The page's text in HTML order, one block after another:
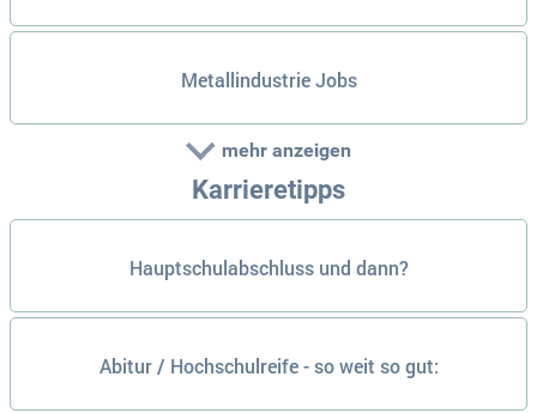
Metallindustrie Jobs
mehr anzeigen
Karrieretipps
Hauptschulabschluss und dann?
Abitur / Hochschulreife - so weit so gut: